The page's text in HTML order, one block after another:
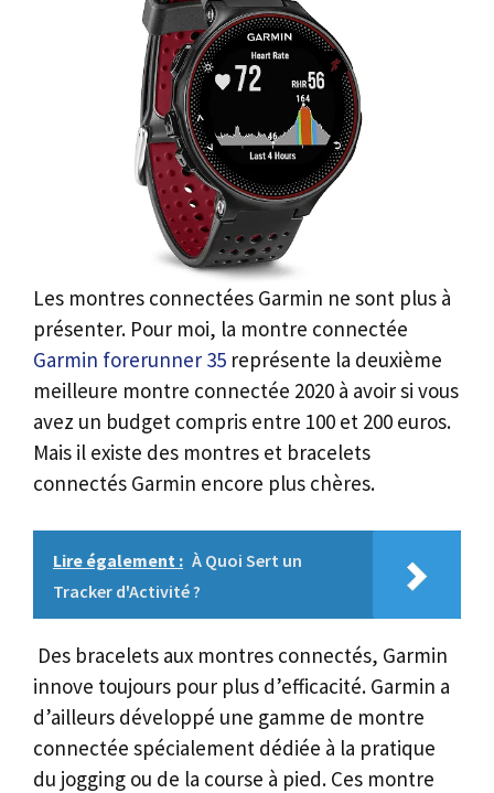
Les montres connectées Garmin ne sont plus à
présenter. Pour moi, la montre connectée
Garmin forerunner 35 représente la deuxième
meilleure montre connectée 2020 à avoir si vous
avez un budget compris entre 100 et 200 euros.
Mais il existe des montres et bracelets
connectés Garmin encore plus chères.
Lire également : À Quoi Sert un
Tracker d'Activité ?
Des bracelets aux montres connectés, Garmin
innove toujours pour plus d’efficacité. Garmin a
d’ailleurs développé une gamme de montre
connectée spécialement dédiée à la pratique
du jogging ou de la course à pied. Ces montre